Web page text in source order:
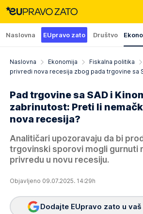
Naslovna EUpravo zato Društvo
Naslovna Ekonomija Fiskalna politika
privredi nova recesija zbog pada trgovine sa
Pad trgovine sa SAD i
zabrinutost: Preti li
nova recesija?
Analitičari upozoravaju da bi
trgovinski sporovi mogli gurnuti
privredu u novu recesiju.
Objavljeno 09.07.2025. 14:29h
Dodajte EUpravo zato u